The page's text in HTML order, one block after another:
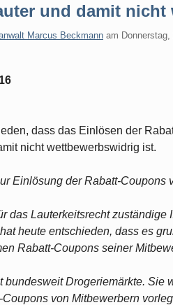
und damit nicht
Marcus Beckmann am
dass das Einlösen der
nicht wettbewerbswidrig ist.
Einlösung der Rabatt-Coupons
das Lauterkeitsrecht zuständige
heute entschieden, dass es
Rabatt-Coupons seiner
bundesweit Drogeriemärkte. Sie
von Mitbewerbern